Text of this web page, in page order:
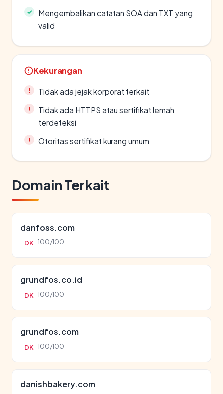
Mengembalikan catatan SOA dan TXT yang
valid
Kekurangan
Tidak ada jejak korporat terkait
Tidak ada HTTPS atau sertifikat lemah
terdeteksi
Otoritas sertifikat kurang umum
Domain Terkait
danfoss.com
DK 100/100
grundfos.co.id
DK 100/100
grundfos.com
DK 100/100
danishbakery.com